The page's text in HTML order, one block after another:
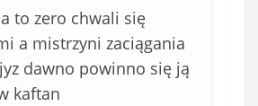
to zero chwali się
a mistrzyni zaciągania
dawno powinno się ją
kaftan